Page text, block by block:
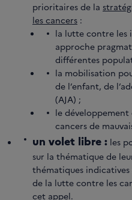
prioritaires de la
les cancers :
la lutte contre les
approche
différentes
la mobilisation
de l’enfant, de
(AJA) ;
le développement
cancers de
un volet libre : les
sur la thématique de
thématiques indicatives
de la lutte contre les
cet appel.